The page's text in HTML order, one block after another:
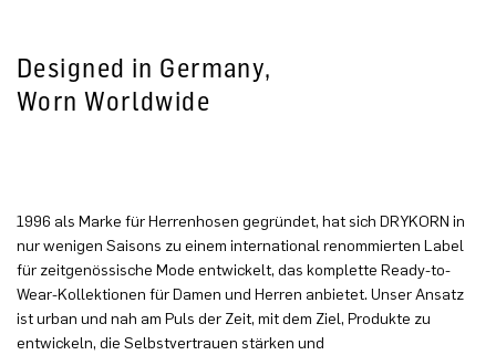
Designed in Germany,
Worn Worldwide
1996 als Marke für Herrenhosen gegründet, hat sich DRYKORN in
nur wenigen Saisons zu einem international renommierten Label
für zeitgenössische Mode entwickelt, das komplette Ready-to-
Wear-Kollektionen für Damen und Herren anbietet. Unser Ansatz
ist urban und nah am Puls der Zeit, mit dem Ziel, Produkte zu
entwickeln, die Selbstvertrauen stärken und